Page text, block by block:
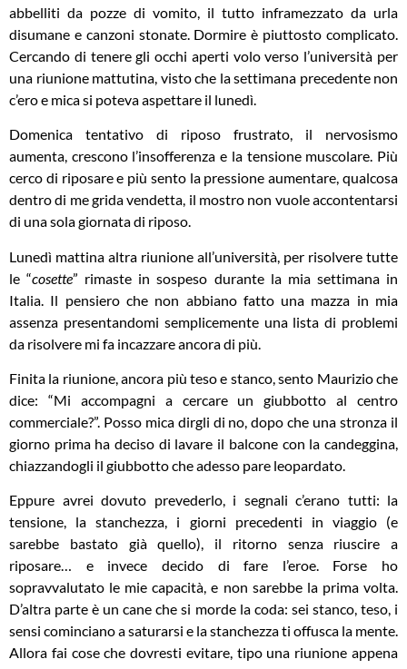
abbelliti da pozze di vomito, il tutto inframezzato da urla
disumane e canzoni stonate. Dormire è piuttosto complicato.
Cercando di tenere gli occhi aperti volo verso l’università per
una riunione mattutina, visto che la settimana precedente non
c’ero e mica si poteva aspettare il lunedì.
Domenica tentativo di riposo frustrato, il nervosismo
aumenta, crescono l’insofferenza e la tensione muscolare. Più
cerco di riposare e più sento la pressione aumentare, qualcosa
dentro di me grida vendetta, il mostro non vuole accontentarsi
di una sola giornata di riposo.
Lunedì mattina altra riunione all’università, per risolvere tutte
le “cosette” rimaste in sospeso durante la mia settimana in
Italia. Il pensiero che non abbiano fatto una mazza in mia
assenza presentandomi semplicemente una lista di problemi
da risolvere mi fa incazzare ancora di più.
Finita la riunione, ancora più teso e stanco, sento Maurizio che
dice: “Mi accompagni a cercare un giubbotto al centro
commerciale?”. Posso mica dirgli di no, dopo che una stronza il
giorno prima ha deciso di lavare il balcone con la candeggina,
chiazzandogli il giubbotto che adesso pare leopardato.
Eppure avrei dovuto prevederlo, i segnali c’erano tutti: la
tensione, la stanchezza, i giorni precedenti in viaggio (e
sarebbe bastato già quello), il ritorno senza riuscire a
riposare… e invece decido di fare l’eroe. Forse ho
sopravvalutato le mie capacità, e non sarebbe la prima volta.
D’altra parte è un cane che si morde la coda: sei stanco, teso, i
sensi cominciano a saturarsi e la stanchezza ti offusca la mente.
Allora fai cose che dovresti evitare, tipo una riunione appena